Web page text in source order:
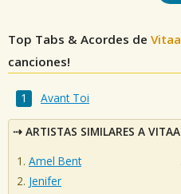
Top Tabs & Acordes de Vitaa
canciones!
Avant Toi
ARTISTAS SIMILARES A VITAA
Amel Bent
Jenifer